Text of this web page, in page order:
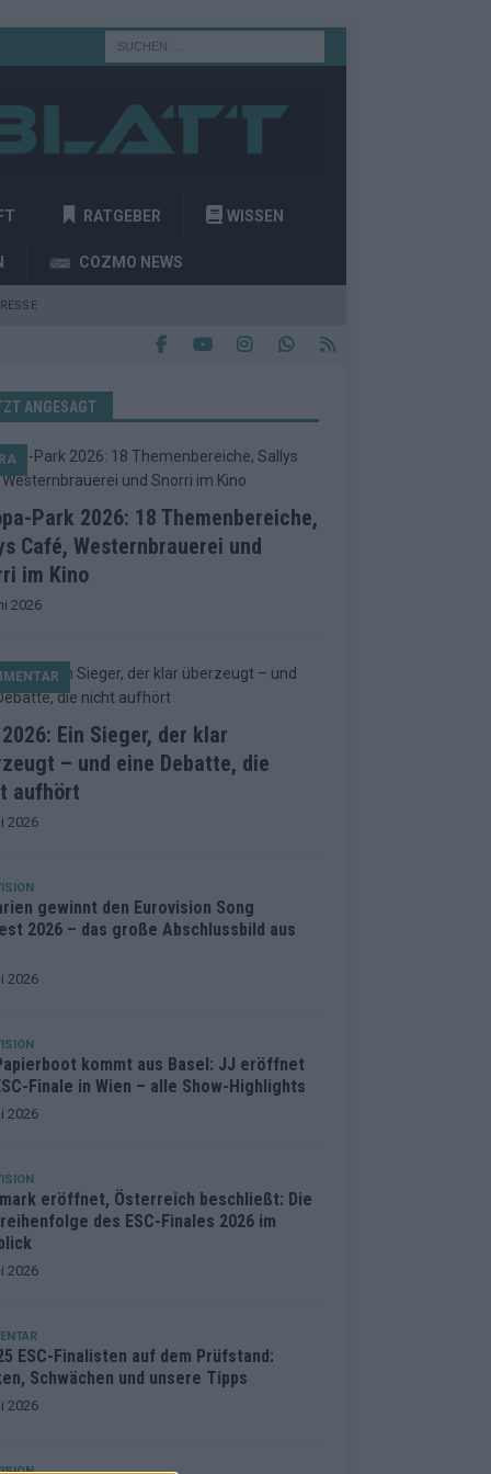
RATGEBER WISSEN
COZMO NEWS
ANGESAGT
Park 2026: 18 Themenbereiche,
Café, Westernbrauerei und
im Kino
2026
2026: Ein Sieger, der klar
– und eine Debatte, die
aufhört
2026
gewinnt den Eurovision Song
2026 – das große Abschlussbild aus
2026
kommt aus Basel: JJ eröffnet
Finale in Wien – alle Show-Highlights
2026
eröffnet, Österreich beschließt: Die
des ESC-Finales 2026 im
2026
ESC-Finalisten auf dem Prüfstand:
Schwächen und unsere Tipps
2026